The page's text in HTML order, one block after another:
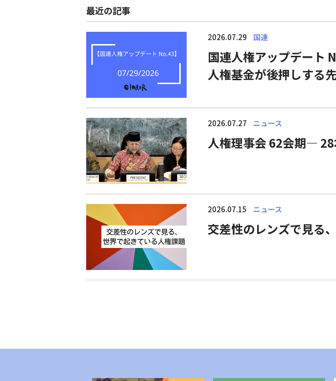
最近の記事
2026.07.29 国連
国連人権アップデート
人権基金が後押しする
2026.07.27 ニュース
人権理事会 62会期―
2026.07.15 ニュース
交差性のレンズで見る